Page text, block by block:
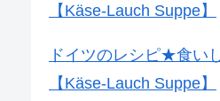
【Käse-Lauch Suppe】
ドイツのレシピ★食い
【Käse-Lauch Suppe】